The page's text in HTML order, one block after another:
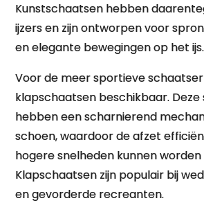
Kunstschaatsen hebben
ijzers en zijn ontworpen voor
en elegante bewegingen op het ijs.
Voor de meer sportieve
klapschaatsen beschikbaar.
hebben een scharnierend
schoen, waardoor de afzet
hogere snelheden kunnen
Klapschaatsen zijn populair bij
en gevorderde recreanten.